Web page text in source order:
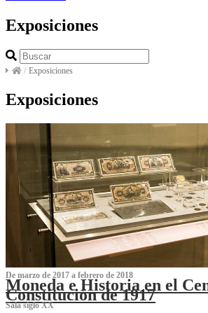
Exposiciones
/ Exposiciones
Exposiciones
De marzo de 2017 a febrero de 2018
Moneda e Historia en el
Constitución de 1917
Sala siglo XX